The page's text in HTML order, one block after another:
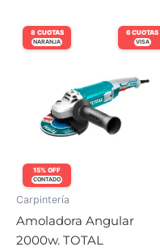
6 CUOTAS
VISA
8 CUOTAS
NARANJA
15% OFF
CONTADO
Carpintería
Amoladora Angular
2000w. TOTAL